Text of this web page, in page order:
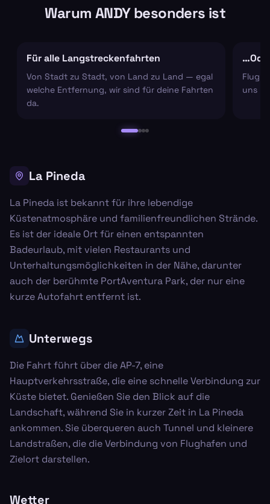
Warum ANDY besonders ist
Für alle Langstreckenfahrten
Von Stadt zu Stadt, von Land zu Land — egal
welche Entfernung, wir sind für deine Fahrten
da.
uns
La Pineda
La Pineda ist bekannt für ihre lebendige
Küstenatmosphäre und familienfreundlichen Strände.
Es ist der ideale Ort für einen entspannten
Badeurlaub, mit vielen Restaurants und
Unterhaltungsmöglichkeiten in der Nähe, darunter
auch der berühmte PortAventura Park, der nur eine
kurze Autofahrt entfernt ist.
Unterwegs
Die Fahrt führt über die AP-7, eine
Hauptverkehrsstraße, die eine schnelle Verbindung zur
Küste bietet. Genießen Sie den Blick auf die
Landschaft, während Sie in kurzer Zeit in La Pineda
ankommen. Sie überqueren auch Tunnel und kleinere
Landstraßen, die die Verbindung von Flughafen und
Zielort darstellen.
Wetter